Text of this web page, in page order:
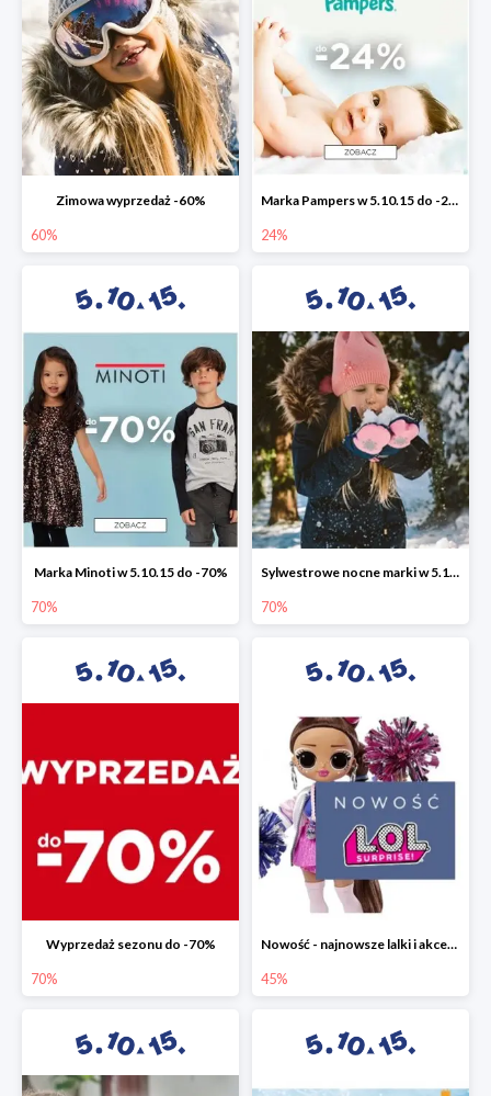
Zimowa wyprzedaż -60%
60%
Marka Pampers w 5.10.15 do -24%
24%
Marka Minoti w 5.10.15 do -70%
70%
Sylwestrowe nocne marki w 5.10.15 do -70%
70%
Wyprzedaż sezonu do -70%
70%
Nowość - najnowsze lalki i akcesoria L.O.L. w 5.10.15 do -45%
45%